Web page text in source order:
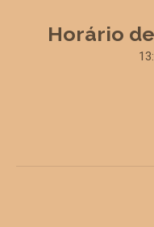
Horário